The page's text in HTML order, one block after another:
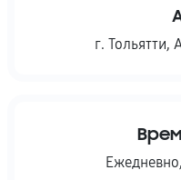
г. Тольятти,